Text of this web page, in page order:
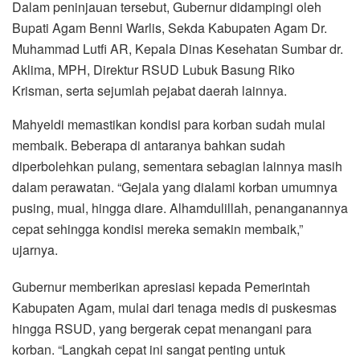
Dalam peninjauan tersebut, Gubernur didampingi oleh
Bupati Agam Benni Warlis, Sekda Kabupaten Agam Dr.
Muhammad Lutfi AR, Kepala Dinas Kesehatan Sumbar dr.
Aklima, MPH, Direktur RSUD Lubuk Basung Riko
Krisman, serta sejumlah pejabat daerah lainnya.
Mahyeldi memastikan kondisi para korban sudah mulai
membaik. Beberapa di antaranya bahkan sudah
diperbolehkan pulang, sementara sebagian lainnya masih
dalam perawatan. “Gejala yang dialami korban umumnya
pusing, mual, hingga diare. Alhamdulillah, penanganannya
cepat sehingga kondisi mereka semakin membaik,”
ujarnya.
Gubernur memberikan apresiasi kepada Pemerintah
Kabupaten Agam, mulai dari tenaga medis di puskesmas
hingga RSUD, yang bergerak cepat menangani para
korban. “Langkah cepat ini sangat penting untuk